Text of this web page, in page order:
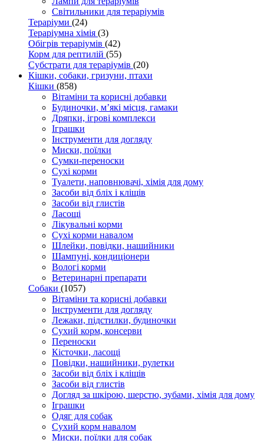
Світильники для тераріумів
Тераріуми (24)
Тераріумна хімія (3)
Обігрів тераріумів (42)
Корм для рептилій (55)
Субстрати для тераріумів (20)
Кішки, собаки, гризуни, птахи
Кішки (858)
Вітаміни та корисні добавки
Будиночки, м’які місця, гамаки
Дряпки, ігрові комплекси
Іграшки
Інструменти для догляду
Миски, поїлки
Сумки-переноски
Сухі корми
Туалети, наповнювачі, хімія для дому
Засоби від бліх і кліщів
Засоби від глистів
Ласощі
Лікувальні корми
Сухі корми навалом
Шлейки, повідки, нашийники
Шампуні, кондиціонери
Вологі корми
Ветеринарні препарати
Собаки (1057)
Вітаміни та корисні добавки
Інструменти для догляду
Лежаки, підстилки, будиночки
Сухий корм, консерви
Переноски
Кісточки, ласощі
Повідки, нашийники, рулетки
Засоби від бліх і кліщів
Засоби від глистів
Догляд за шкірою, шерстю, зубами, хімія для дому
Іграшки
Одяг для собак
Сухий корм навалом
Миски, поїлки для собак